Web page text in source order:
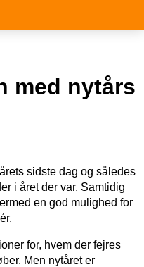
med nytårs
sidste dag og således
i året der var. Samtidig
en god mulighed for
for, hvem der fejres
Men nytåret er